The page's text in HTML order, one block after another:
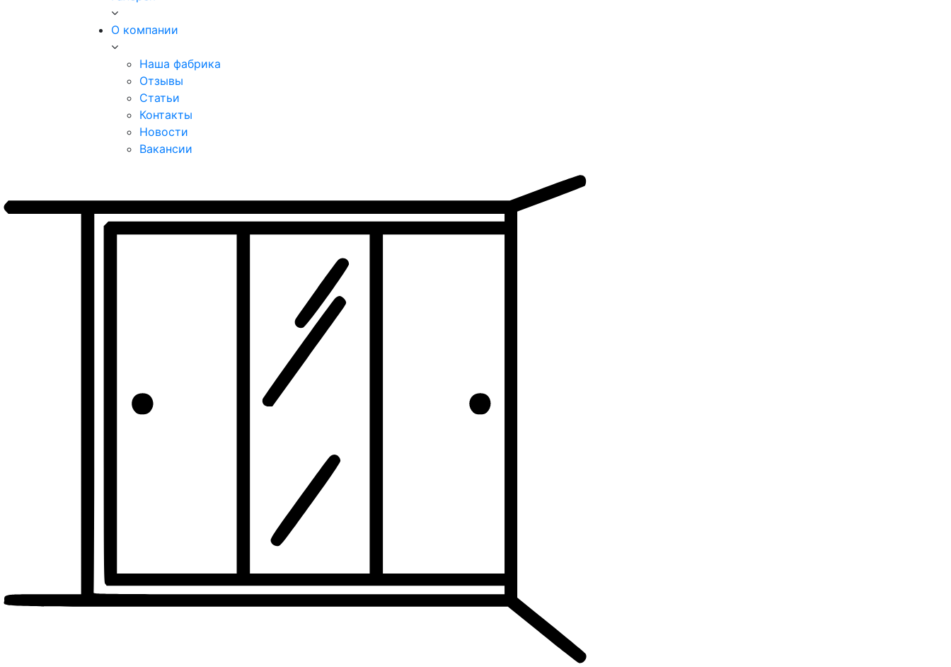
О компании
Наша фабрика
Отзывы
Статьи
Контакты
Новости
Вакансии